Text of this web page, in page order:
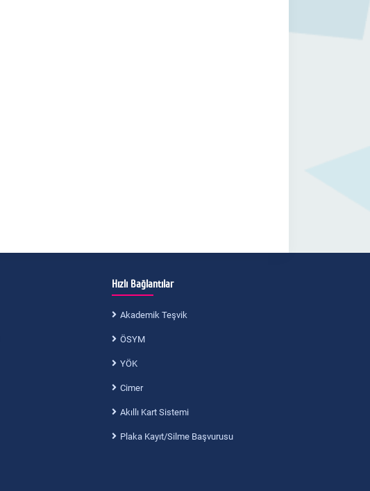
Hızlı Bağlantılar
Akademik Teşvik
ÖSYM
YÖK
Cimer
Akıllı Kart Sistemi
Plaka Kayıt/Silme Başvurusu